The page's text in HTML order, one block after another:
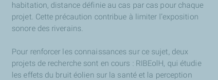
habitation, distance définie au cas par cas pour chaque
projet. Cette précaution contribue à limiter l’exposition
sonore des riverains.
Pour renforcer les connaissances sur ce sujet, deux
projets de recherche sont en cours : RIBEolH, qui étudie
les effets du bruit éolien sur la santé et la perception